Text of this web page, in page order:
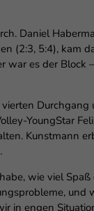
Daniel
(2:3, 5:4), kam
es der Block
YoungStar
Kunstmann
wie viel
in engen